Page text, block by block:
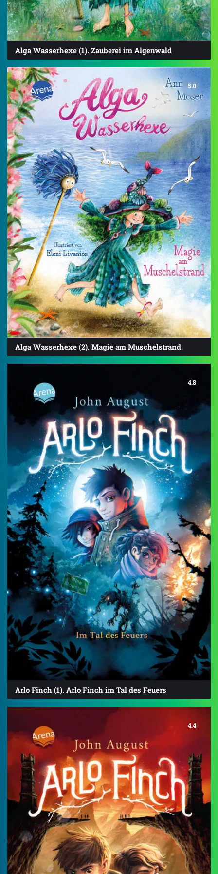
Alga Wasserhexe (1). Zauberei im Algenwald
5.0
Alga Wasserhexe (2). Magie am Muschelstrand
4.8
Arlo Finch (1). Arlo Finch im Tal des Feuers
4.4